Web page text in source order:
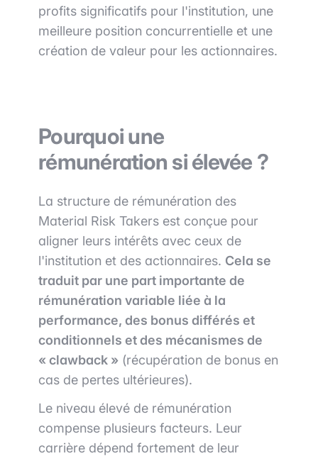
profits significatifs pour l'institution, une
meilleure position concurrentielle et une
création de valeur pour les actionnaires.
Pourquoi une
rémunération si élevée ?
La structure de rémunération des
Material Risk Takers est conçue pour
aligner leurs intérêts avec ceux de
l'institution et des actionnaires. Cela se
traduit par une part importante de
rémunération variable liée à la
performance, des bonus différés et
conditionnels et des mécanismes de
« clawback » (récupération de bonus en
cas de pertes ultérieures).
Le niveau élevé de rémunération
compense plusieurs facteurs. Leur
carrière dépend fortement de leur